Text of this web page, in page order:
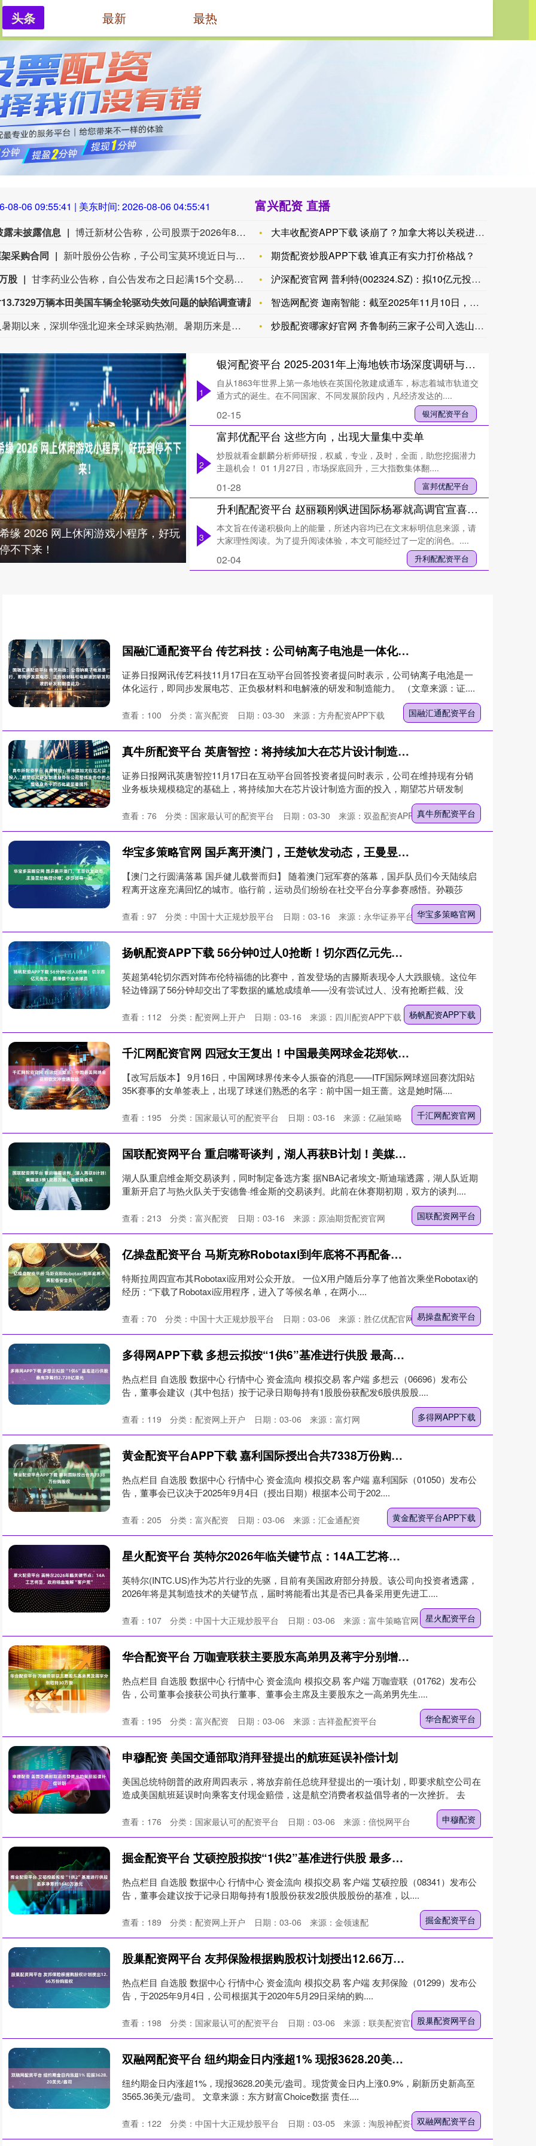
国家最认可的配资平台 中国十大正规炒股平台
08-06 09:55:42 | 美东时间: 2026-08-06 04:55:42
露未披露信息
博迁新材公告称，公司股票于2026年8月4日、8月5日、8月6日连续三个交易日收盘价格涨幅偏离值累计超20%，属异常波动。经自查，公司生产经营正常，基本面未变，控股股东、实控人不存在应披露未披露重大信息。公司已完成H股发行上市备案申请，但仍需相关部门批准，存在不确定性。截至8月5日，公司滚动市盈率169.75，高于行业水平。提醒投资者注意风险。
采购合同
新叶股份公告称，子公司宝莫环境近日与中国石化国际事业有限公司签署《化工产品框架采购合同协议书》，有效期至2027年8月20日。近三年，宝莫环境持续向中石化下属各油田供应驱油用聚丙烯酰胺Ⅱ型颗粒产品。因供货份额分配规则未确定、实际供货量有浮动空间等，现阶段无法预估合同对财务和经营的影响，最终供货量以招标人实际下达订单为准。
股
甘李药业公告称，自公告发布之日起满15个交易日后的3个月内（即2026年8月31日至11月30日），董事及高级管理人员陈伟、宋维强等7人拟通过集中竞价交易方式，各自减持不超120,000股，合计不超840,000股，即不超本人持有公司股份的23.077%，不超公司总股本的0.02%，减持原因为偿还个人债务。本次减持计划实施存在不确定性。
美国国家公路交通安全管理局：结束针对13.7329万辆本田美国车辆全轮驱动失效问题的缺陷调查请愿程序。
美国国家公路交通安全管理局：结束针对13.7329万辆本田美
进入暑期以来，深圳华强北迎来全球采购热潮。暑期历来是华强北外贸旺季，而今年AI硬件销售格外火热，几乎每个柜台前都有外籍面孔在询价、试戴、打包。华强北街道数据显示，今年以来华强北日均有近8000名外籍客商前来采购。截至2026年7月，华强北AI产品占商圈内电子产品的比重由2025年的41%大幅跃升至61%。2026年1-7月，华强北AI产品全品类销售额同比增长55%以上，其中AI眼镜销量激增100%，无人机、机器人销量增长60%至70%。（央视网）
富兴配资 直播
大丰收配资APP下载 谈崩了？加拿大将以关税进行报复
期货配资炒股APP下载 谁真正有实力打价格战？
沪深配资官网 普利特(002324.SZ)：拟10亿元投建塑
智选网配资 迦南智能：截至2025年11月10日，公司股东人
炒股配资哪家好官网 齐鲁制药三家子公司入选山东省先进级智能工
缘 2026 网上休闲游戏小程序，好玩
不下来！
1
银河配资平台 2025-2031年上海地铁市场深度调研与市场运营趋势报告_建设_分析_中国
银河配资平台
自从1863年世界上第一条地铁在英国伦敦建成通车，标志着城市轨道交
通方式的诞生。在不同国家、不同发展阶段内，凡经济发达的....
02-15
2
富邦优配平台 这些方向，出现大量集中卖单
富邦优配平台
炒股就看金麒麟分析师研报，权威，专业，及时，全面，助您挖掘潜力
主题机会！ 01 1月27日，市场探底回升，三大指数集体翻....
01-28
3
升利配配资平台 赵丽颖刚飒进国际杨幂就高调官宣喜讯，她俩在力争上游暗暗较劲吗_非遗_古装_明星
升利配配资平台
本文旨在传递积极向上的能量，所述内容均已在文末标明信息来源，请
大家理性阅读。为了提升阅读体验，本文可能经过了一定的润色。....
02-04
头条 最新 最热
国融汇通配资平台 传艺科技：公司钠离子电池是一体化运行，即同步发展电芯、正负极材料和电解液的研发和制造能力
证券日报网讯传艺科技11月17日在互动平台回答投资者提问时表示，公司钠离子电池是一
体化运行，即同步发展电芯、正负极材料和电解液的研发和制造能力。 （文章来源：证....
国融汇通配资平台
日期：03-30 来源：方舟配资APP下载
查看： 100 分类： 富兴配资
真牛所配资平台 英唐智控：将持续加大在芯片设计制造方面的投入，期望芯片研发制造业务在公司整体业务中的占比能显著提升
证券日报网讯英唐智控11月17日在互动平台回答投资者提问时表示，公司在维持现有分销
业务板块规模稳定的基础上，将持续加大在芯片设计制造方面的投入，期望芯片研发制
真牛所配资平台
日期：03-30 来源：双盈配资APP下载
查看： 76 分类： 国家最认可的配资平台
华宝多策略官网 国乒离开澳门，王楚钦发动态，王曼昱给陈熠分糖，莎莎邱导一起
【澳门之行圆满落幕 国乒健儿载誉而归】 随着澳门冠军赛的落幕，国乒队员们今天陆续启
程离开这座充满回忆的城市。临行前，运动员们纷纷在社交平台分享参赛感悟。孙颖莎
华宝多策略官网
日期：03-16 来源：永华证券平台
查看： 97 分类： 中国十大正规炒股平台
扬帆配资APP下载 56分钟0过人0抢断！切尔西亿元先生，踢得像个业余球员
英超第4轮切尔西对阵布伦特福德的比赛中，首发登场的吉滕斯表现令人大跌眼镜。这位年
轻边锋踢了56分钟却交出了零数据的尴尬成绩单——没有尝试过人、没有抢断拦截、没
杨帆配资APP下载
日期：03-16 来源：四川配资APP下载
查看： 112 分类： 配资网上开户
千汇网配资官网 四冠女王复出！中国最美网球金花郑钦文冲金遇劲敌
【改写后版本】 9月16日，中国网球界传来令人振奋的消息——ITF国际网球巡回赛沈阳站
35K赛事的女单签表上，出现了球迷们熟悉的名字：前中国一姐王蔷。这是她时隔....
千汇网配资官网
日期：03-16 来源：亿融策略
查看： 195 分类： 国家最认可的配资平台
国联配资网平台 重启嘴哥谈判，湖人再获B计划！美媒送3换1交易方案：首轮换奇兵
湖人队重启维金斯交易谈判，同时制定备选方案 据NBA记者埃文-斯迪瑞透露，湖人队近期
重新开启了与热火队关于安德鲁·维金斯的交易谈判。此前在休赛期初期，双方的谈判....
国联配资网平台
日期：03-16 来源：原油期货配资官网
查看： 213 分类： 富兴配资
亿操盘配资平台 马斯克称Robotaxi到年底将不再配备安全员
特斯拉周四宣布其Robotaxi应用对公众开放。 一位X用户随后分享了他首次乘坐Robotaxi的
经历：“下载了Robotaxi应用程序，进入了等候名单，在两小....
易操盘配资平台
日期：03-06 来源：胜亿优配官网
查看： 70 分类： 中国十大正规炒股平台
多得网APP下载 多想云拟按“1供6”基准进行供股 最高净筹约2.728亿港元
热点栏目 自选股 数据中心 行情中心 资金流向 模拟交易 客户端 多想云（06696）发布公
告，董事会建议（其中包括）按于记录日期每持有1股股份获配发6股供股股....
多得网APP下载
日期：03-06 来源：富灯网
查看： 119 分类： 配资网上开户
黄金配资平台APP下载 嘉利国际授出合共7338万份购股权
热点栏目 自选股 数据中心 行情中心 资金流向 模拟交易 客户端 嘉利国际（01050）发布公
告，董事会已议决于2025年9月4日（授出日期）根据本公司于202....
黄金配资平台APP下载
日期：03-06 来源：汇金通配资
查看： 205 分类： 富兴配资
星火配资平台 英特尔2026年临关键节点：14A工艺将至，政府输血难解“客户荒”
英特尔(INTC.US)作为芯片行业的先驱，目前有美国政府部分持股。该公司向投资者透露，
2026年将是其制造技术的关键节点，届时将能看出其是否已具备采用更先进工....
星火配资平台
日期：03-06 来源：富牛策略官网
查看： 107 分类： 中国十大正规炒股平台
华合配资平台 万咖壹联获主要股东高弟男及蒋宇分别增持30万股
热点栏目 自选股 数据中心 行情中心 资金流向 模拟交易 客户端 万咖壹联（01762）发布公
告，公司董事会接获公司执行董事、董事会主席及主要股东之一高弟男先生....
华合配资平台
日期：03-06 来源：吉祥盈配资平台
查看： 195 分类： 富兴配资
申穆配资 美国交通部取消拜登提出的航班延误补偿计划
美国总统特朗普的政府周四表示，将放弃前任总统拜登提出的一项计划，即要求航空公司在
造成美国航班延误时向乘客支付现金赔偿，这是航空消费者权益倡导者的一次挫折。 去
申穆配资
日期：03-06 来源：倍悦网平台
查看： 176 分类： 国家最认可的配资平台
掘金配资平台 艾硕控股拟按“1供2”基准进行供股 最多净筹约1640万港元
热点栏目 自选股 数据中心 行情中心 资金流向 模拟交易 客户端 艾硕控股（08341）发布公
告，董事会建议按于记录日期每持有1股股份获发2股供股股份的基准，以....
掘金配资平台
日期：03-06 来源：金领速配
查看： 189 分类： 配资网上开户
股巢配资网平台 友邦保险根据购股权计划授出12.66万份购股权
热点栏目 自选股 数据中心 行情中心 资金流向 模拟交易 客户端 友邦保险（01299）发布公
告，于2025年9月4日，公司根据其于2020年5月29日采纳的购....
股巢配资网平台
日期：03-06 来源：联美配资官网
查看： 198 分类： 国家最认可的配资平台
双融网配资平台 纽约期金日内涨超1% 现报3628.20美元/盎司
纽约期金日内涨超1%，现报3628.20美元/盎司。现货黄金日内上涨0.9%，刷新历史新高至
3565.36美元/盎司。 文章来源：东方财富Choice数据 责任....
双融网配资平台
日期：03-05 来源：淘股神配资平台
查看： 122 分类： 中国十大正规炒股平台